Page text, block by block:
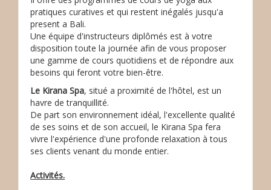
pratiques curatives et qui restent inégalés jusqu'a
present a Bali.
Une équipe d'instructeurs diplômés est à votre
disposition toute la journée afin de vous proposer
une gamme de cours quotidiens et de répondre aux
besoins qui feront votre bien-être.
Le Kirana Spa, situé a proximité de l'hôtel, est un
havre de tranquillité.
De part son environnement idéal, l'excellente qualité
de ses soins et de son accueil, le Kirana Spa fera
vivre l'expérience d'une profonde relaxation à tous
ses clients venant du monde entier.
Activités.